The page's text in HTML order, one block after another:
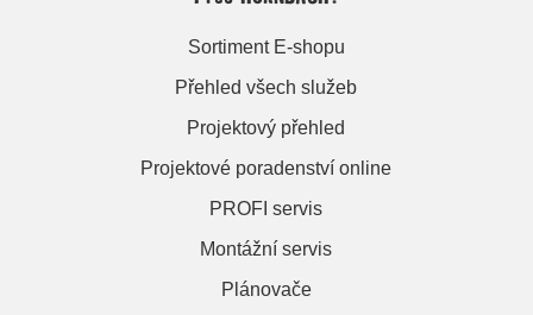
Sortiment E-shopu
Přehled všech služeb
Projektový přehled
Projektové poradenství online
PROFI servis
Montážní servis
Plánovače